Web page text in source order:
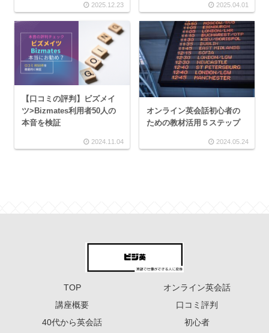
2025.12.23 2025.04.01
【口コミの評判】ビズメイ
ツ>Bizmates利用者50人の
本音を検証
2024.11.04
オンライン英会話初心者の
ための教材活用５ステップ
2024.05.24
TOP
オンライン英会話
講座概要
口コミ評判
40代から英会話
初心者